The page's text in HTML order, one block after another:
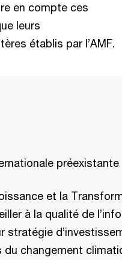
en compte ces
leurs
établis par l’AMF.
préexistante
et la
à la qualité de
stratégie
changement